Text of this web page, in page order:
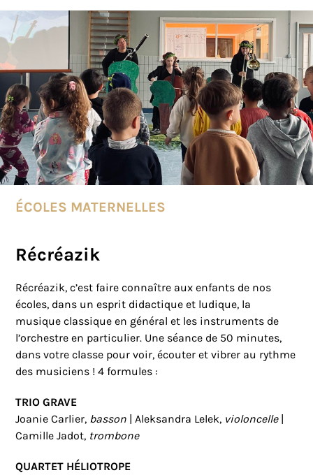
ÉCOLES MATERNELLES
Récréazik
Récréazik, c’est faire connaître aux enfants de nos
écoles, dans un esprit didactique et ludique, la
musique classique en général et les instruments de
l’orchestre en particulier. Une séance de 50 minutes,
dans votre classe pour voir, écouter et vibrer au rythme
des musiciens ! 4 formules :
TRIO GRAVE
Joanie Carlier, basson | Aleksandra Lelek, violoncelle |
Camille Jadot, trombone
QUARTET HÉLIOTROPE